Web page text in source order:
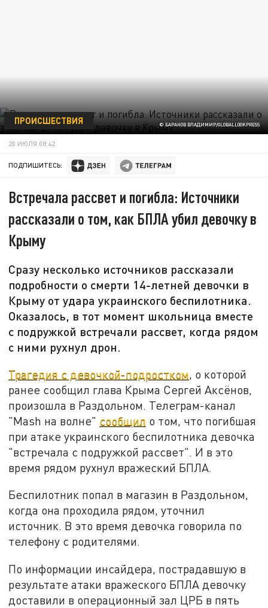
© БАРАНОВ ВЛАДИМИР/GLOBALLOOKPRESS
ПРОИСШЕСТВИЯ
20 ИЮЛЯ 08:42
ПОДПИШИТЕСЬ:
Встречала рассвет и погибла: Источники
рассказали о том, как БПЛА убил девочку в
Крыму
Сразу несколько источников рассказали
подробности о смерти 14-летней девочки в
Крыму от удара украинского беспилотника.
Оказалось, в тот момент школьница вместе
с подружкой встречали рассвет, когда рядом
с ними рухнул дрон.
Трагедия с девочкой-подростком, о которой
ранее сообщил глава Крыма Сергей Аксёнов,
произошла в Раздольном. Телеграм-канал
"Mash на волне" сообщил о том, что погибшая
при атаке украинского беспилотника девочка
"встречала с подружкой рассвет". И в это
время рядом рухнул вражеский БПЛА.
Беспилотник попал в магазин в Раздольном,
когда она проходила рядом, уточнил
источник. В это время девочка говорила по
телефону с родителями.
По информации инсайдера, пострадавшую в
результате атаки вражеского БПЛА девочку
доставили в операционный зал ЦРБ в пять